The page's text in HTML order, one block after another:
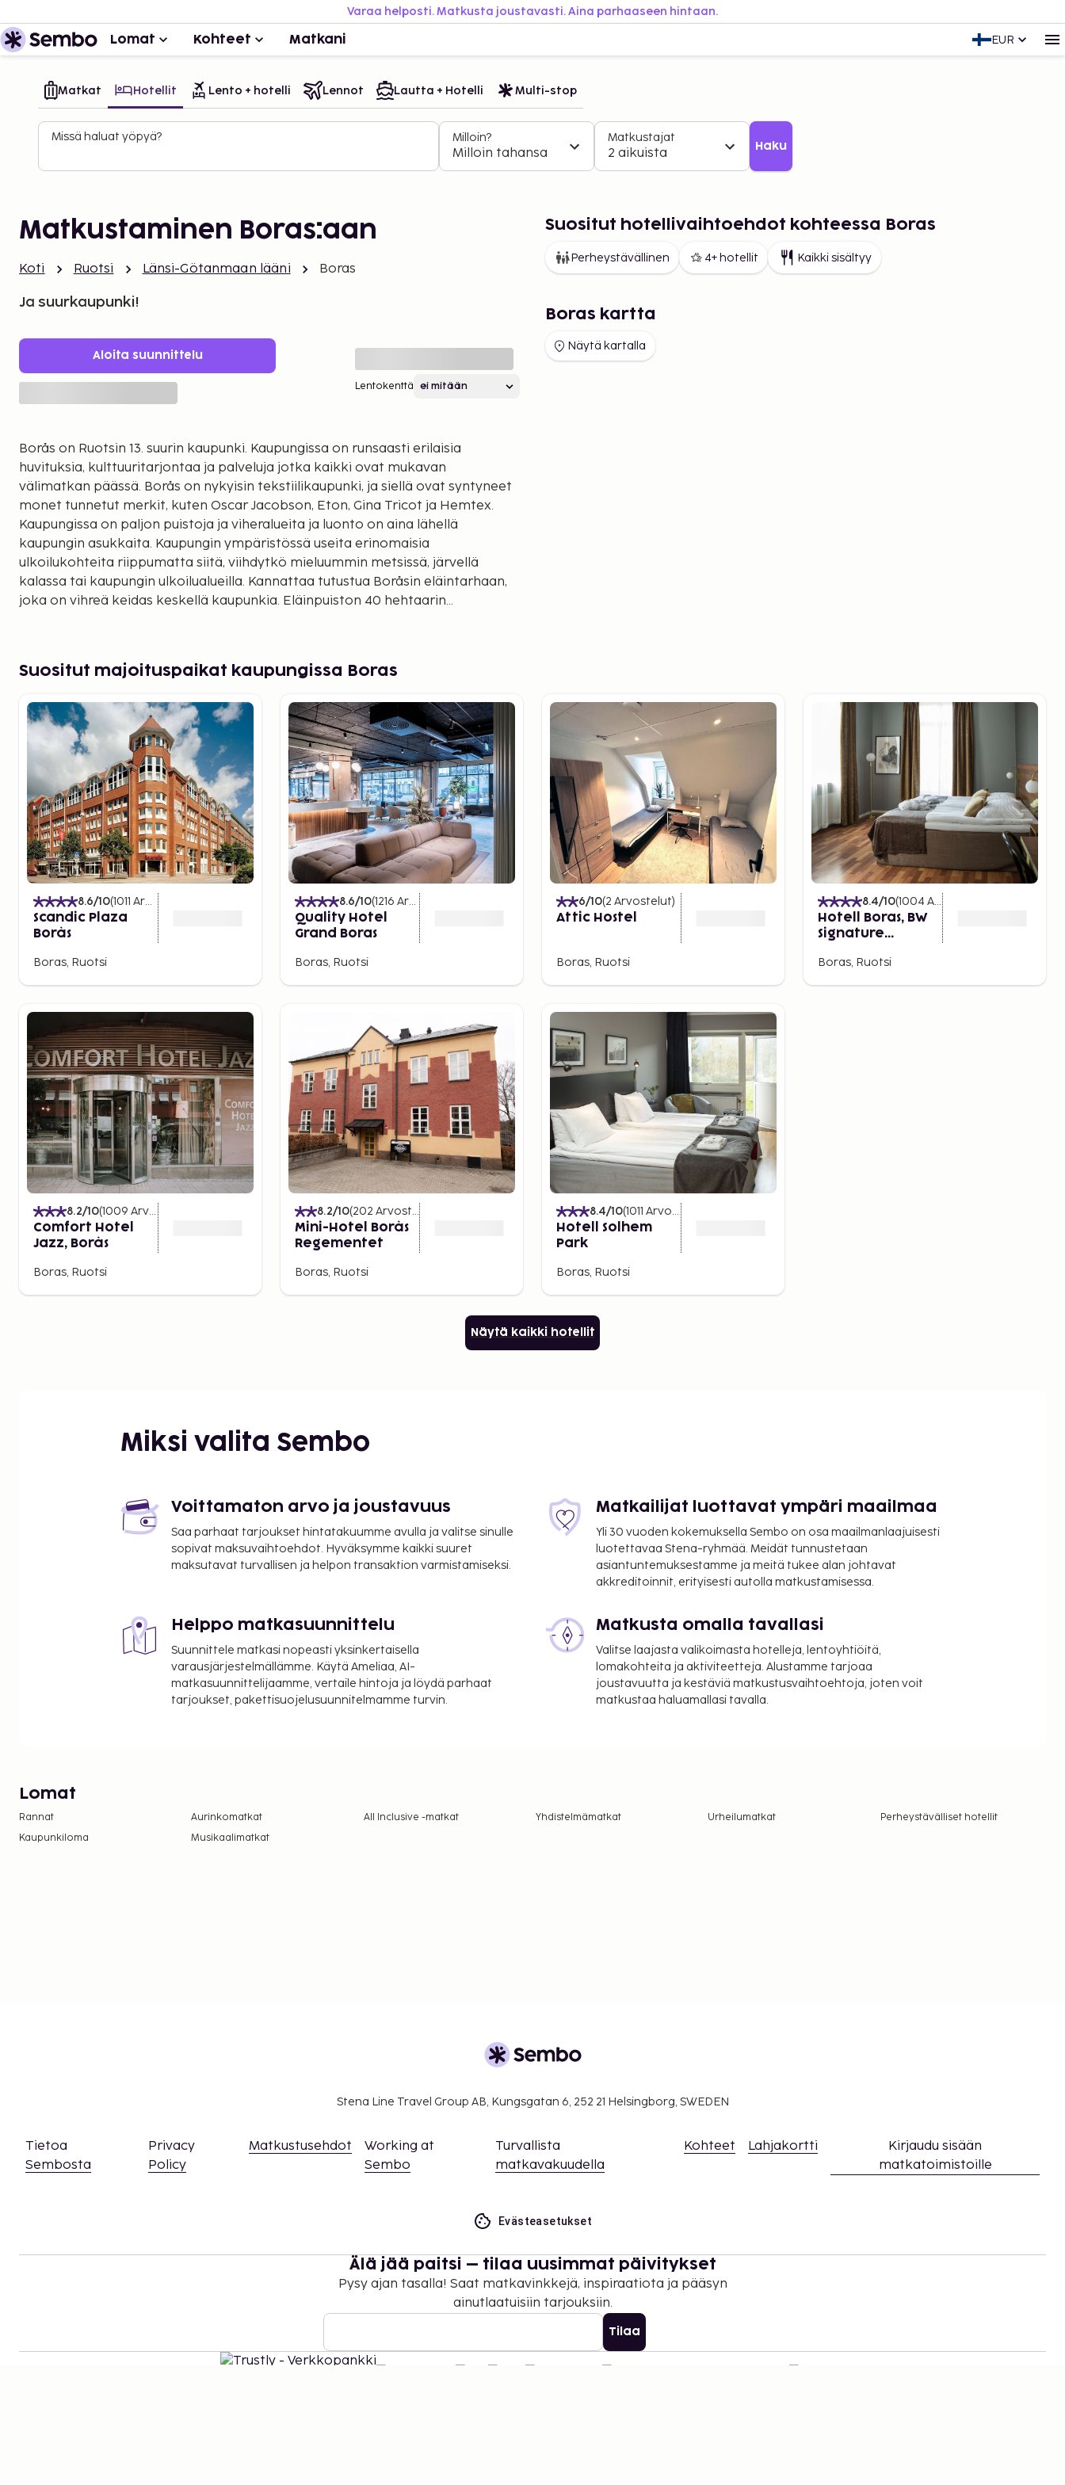
Varaa helposti. Matkusta joustavasti. Aina parhaaseen hintaan.
Lomat Kohteet Matkani EUR
Matkat Hotellit Lento + hotelli Lennot Lautta + Hotelli Multi-stop
Missä haluat yöpyä? Milloin?
Milloin tahansa
Matkustajat
2 aikuista Haku
Matkustaminen Boras:aan
Koti Ruotsi Länsi-Götanmaan lääni Boras
Ja suurkaupunki!
Aloita suunnittelu
Lentokenttä
Borås on Ruotsin 13. suurin kaupunki. Kaupungissa on runsaasti erilaisia
huvituksia, kulttuuritarjontaa ja palveluja jotka kaikki ovat mukavan
välimatkan päässä. Borås on nykyisin tekstiilikaupunki, ja siellä ovat syntyneet
monet tunnetut merkit, kuten Oscar Jacobson, Eton, Gina Tricot ja Hemtex.
Kaupungissa on paljon puistoja ja viheralueita ja luonto on aina lähellä
kaupungin asukkaita. Kaupungin ympäristössä useita erinomaisia
ulkoilukohteita riippumatta siitä, viihdytkö mieluummin metsissä, järvellä
kalassa tai kaupungin ulkoilualueilla. Kannattaa tutustua Boråsin eläintarhaan,
joka on vihreä keidas keskellä kaupunkia. Eläinpuiston 40 hehtaarin
eläintä. Stadsparksbadet on trooppinen kylpylä, jonka vesipuistossa voi uida
solariumeissa ja saunassa viihtyy koko perhe. Jännitystä kaipaaville on tarjolla
seikkailurata Upzone, jossa joudut suoriutumaan erilaisista haasteista jopa 11
metrin korkeudessa.
Suositut hotellivaihtoehdot kohteessa Boras
Perheystävällinen 4+ hotellit Kaikki sisältyy
Boras kartta
Näytä kartalla
Suositut majoituspaikat kaupungissa Boras
8.6/10(1011 Arvostelut
Scandic Plaza
Borås
Boras, Ruotsi
8.6/10(1216 Arvostelut
Quality Hotel
Grand Boras
Boras, Ruotsi
6/10(2 Arvostelut)
Attic Hostel
Boras, Ruotsi
8.4/10(1004 Arvostelut
Hotell Boras, BW
Signature
Boras, Ruotsi
8.2/10(1009 Arvostelut
Comfort Hotel
Jazz, Borås
Boras, Ruotsi
8.2/10(202 Arvostelut
Mini-Hotel Borås
Regementet
Boras, Ruotsi
8.4/10(1011 Arvostelut
Hotell Solhem
Park
Boras, Ruotsi
Näytä kaikki hotellit
Miksi valita Sembo
Voittamaton arvo ja joustavuus
Saa parhaat tarjoukset hintatakuumme avulla ja valitse sinulle
sopivat maksuvaihtoehdot. Hyväksymme kaikki suuret
maksutavat turvallisen ja helpon transaktion varmistamiseksi.
Matkailijat luottavat ympäri maailmaa
Yli 30 vuoden kokemuksella Sembo on osa maailmanlaajuisesti
luotettavaa Stena-ryhmää. Meidät tunnustetaan
asiantuntemuksestamme ja meitä tukee alan johtavat
akkreditoinnit, erityisesti autolla matkustamisessa.
Helppo matkasuunnittelu
Suunnittele matkasi nopeasti yksinkertaisella
varausjärjestelmällämme. Käytä Ameliaa, AI-
matkasuunnittelijaamme, vertaile hintoja ja löydä parhaat
tarjoukset, pakettisuojelusuunnitelmamme turvin.
Matkusta omalla tavallasi
Valitse laajasta valikoimasta hotelleja, lentoyhtiöitä,
lomakohteita ja aktiviteetteja. Alustamme tarjoaa
joustavuutta ja kestäviä matkustusvaihtoehtoja, joten voit
matkustaa haluamallasi tavalla.
Lomat
Rannat Aurinkomatkat All Inclusive -matkat Yhdistelmämatkat Urheilumatkat
Perheystävälliset hotellit
Kaupunkiloma
Musikaalimatkat
Stena Line Travel Group AB, Kungsgatan 6, 252 21 Helsingborg, SWEDEN
Tietoa
Sembosta
Privacy
Policy
Matkustusehdot
Working at
Sembo
Turvallista
matkavakuudella
Kohteet Lahjakortti
Kirjaudu sisään
matkatoimistoille
Evästeasetukset
Älä jää paitsi – tilaa uusimmat päivitykset
Pysy ajan tasalla! Saat matkavinkkejä, inspiraatiota ja pääsyn
ainutlaatuisiin tarjouksiin.
Tilaa